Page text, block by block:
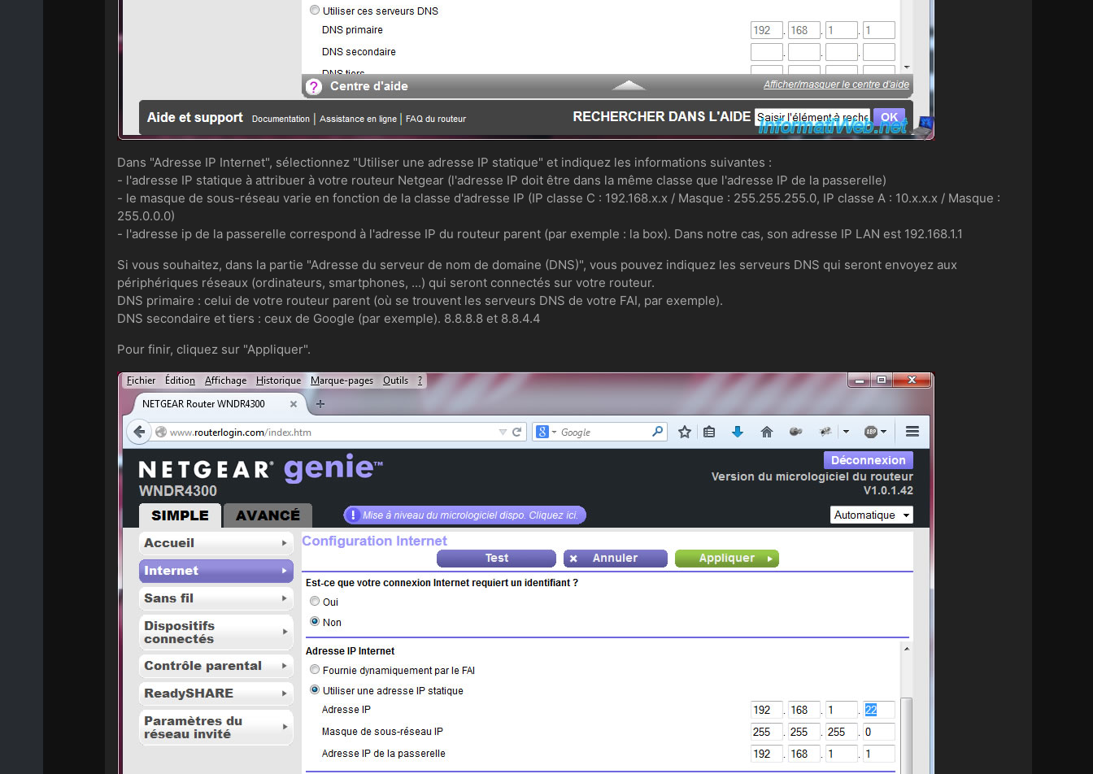
Dans "Adresse IP Internet", sélectionnez "Utiliser une adresse IP statique" et indiquez les informations suivantes :
- l'adresse IP statique à attribuer à votre routeur Netgear (l'adresse IP doit être dans la même classe que l'adresse IP de la passerelle)
- le masque de sous-réseau varie en fonction de la classe d'adresse IP (IP classe C : 192.168.x.x / Masque : 255.255.255.0, IP classe A : 10.x.x.x / Masque :
255.0.0.0)
- l'adresse ip de la passerelle correspond à l'adresse IP du routeur parent (par exemple : la box). Dans notre cas, son adresse IP LAN est 192.168.1.1
Si vous souhaitez, dans la partie "Adresse du serveur de nom de domaine (DNS)", vous pouvez indiquez les serveurs DNS qui seront envoyez aux
périphériques réseaux (ordinateurs, smartphones, ...) qui seront connectés sur votre routeur.
DNS primaire : celui de votre routeur parent (où se trouvent les serveurs DNS de votre FAI, par exemple).
DNS secondaire et tiers : ceux de Google (par exemple). 8.8.8.8 et 8.8.4.4
Pour finir, cliquez sur "Appliquer".